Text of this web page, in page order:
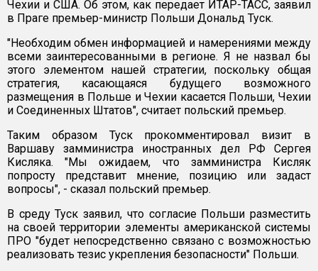
Чехии и США. Об этом, как передает ИТАР-ТАСС, заявил
в Праге премьер-министр Польши Дональд Туск.
"Необходим обмен информацией и намерениями между
всеми заинтересованными в регионе. Я не назвал бы
этого элементом нашей стратегии, поскольку общая
стратегия, касающаяся будущего возможного
размещения в Польше и Чехии касается Польши, Чехии
и Соединенных Штатов", считает польский премьер.
Таким образом Туск прокомментировал визит в
Варшаву замминистра иностранных дел РФ Сергея
Кисляка. "Мы ожидаем, что замминистра Кисляк
попросту представит мнение, позицию или задаст
вопросы", - сказал польский премьер.
В среду Туск заявил, что согласие Польши разместить
на своей территории элементы американской системы
ПРО "будет непосредственно связано с возможностью
реализовать тезис укрепления безопасности" Польши.